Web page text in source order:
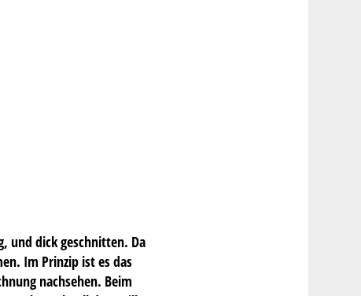
und dick geschnitten. Da
Im Prinzip ist es das
nachsehen. Beim